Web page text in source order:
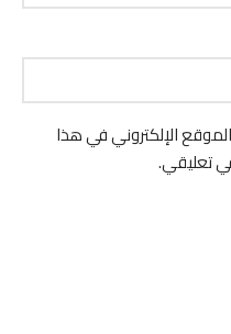
الإلكتروني في هذا
تعليقي.